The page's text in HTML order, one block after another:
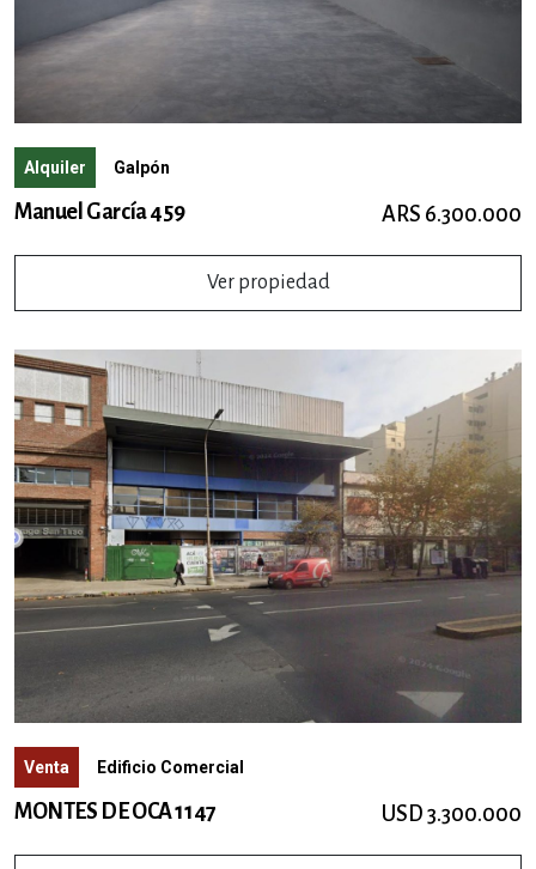
Alquiler Galpón
Manuel García 459 ARS 6.300.000
Ver propiedad
Venta Edificio Comercial
MONTES DE OCA 1147 USD 3.300.000